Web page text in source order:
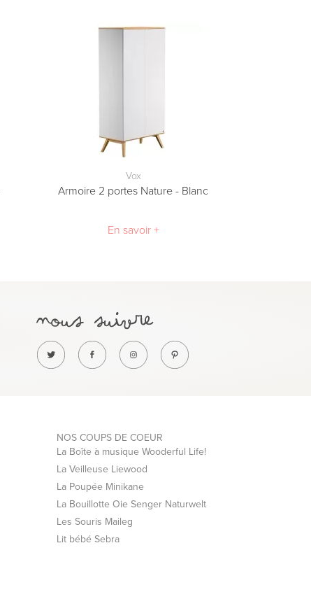
Vox
Armoire 2 portes Nature - Blanc
En savoir +
NOS COUPS DE COEUR
La Boîte à musique Wooderful Life!
La Veilleuse Liewood
La Poupée Minikane
La Bouillotte Oie Senger Naturwelt
Les Souris Maileg
Lit bébé Sebra